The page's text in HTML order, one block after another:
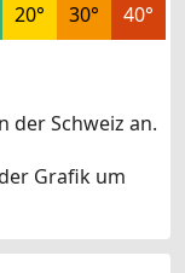
20° 30° 40°
der Schweiz an.
Grafik um